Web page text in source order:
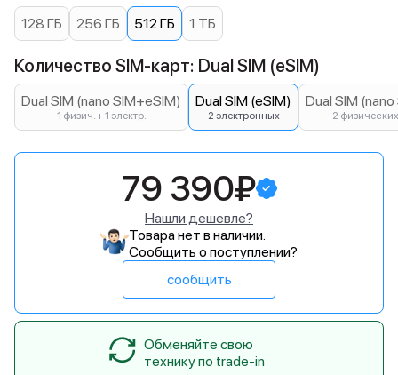
128 ГБ 256 ГБ 512 ГБ 1 ТБ
Количество SIM-карт: Dual SIM (eSIM)
Dual SIM (nano SIM+eSIM)
1 физич. + 1 электр.
Dual SIM (eSIM)
2 электронных
Dual SIM
2 физических
79 390₽
Нашли дешевле?
Товара нет в наличии.
Сообщить о поступлении?
сообщить
Обменяйте свою
технику по trade-in